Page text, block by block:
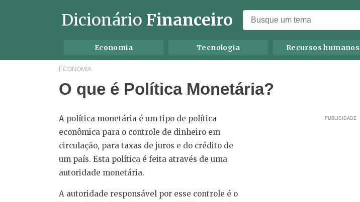
Dicionário Financeiro
Economia Tecnologia Recursos humanos
ECONOMIA
O que é Política Monetária?
A política monetária é um tipo de política
econômica para o controle de dinheiro em
circulação, para taxas de juros e do crédito de
um país. Esta política é feita através de uma
autoridade monetária.
A autoridade responsável por esse controle é o